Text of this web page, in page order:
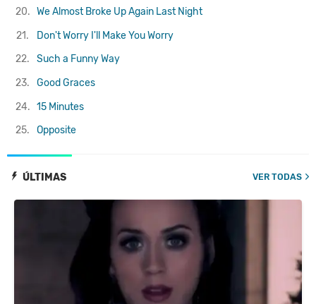
ÚLTIMAS VER TODAS
20. We Almost Broke Up Again Last Night
21.
Don't Worry I'll Make You Worry
22.
Such a Funny Way
23.
Good Graces
24. 15 Minutes
25.
Opposite